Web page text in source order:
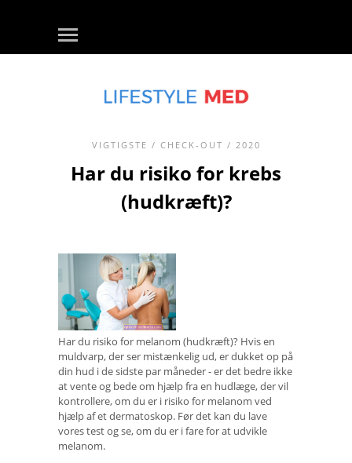
VIGTIGSTE / CHECK-OUT / 2020
Har du risiko for krebs
(hudkræft)?
Har du risiko for melanom (hudkræft)? Hvis en
muldvarp, der ser mistænkelig ud, er dukket op på
din hud i de sidste par måneder - er det bedre ikke
at vente og bede om hjælp fra en hudlæge, der vil
kontrollere, om du er i risiko for melanom ved
hjælp af et dermatoskop. Før det kan du lave
vores test og se, om du er i fare for at udvikle
melanom.